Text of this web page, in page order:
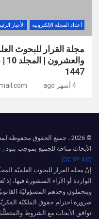
أعداد المجلة الإلكترونية الأخبار
مجلة القرار للبحوث
1447
4 أشهر ago
© 2026 ، جميع الحقوق
الأبحاث متاحة للجميع بموجب بنود
(CC BY 4.0)
إنّ مجلة القرار للبحوث العلميّة
الواردة أو الآراء المنشورة فيها،
ويتحملون وحدهم المسؤوليّة
ضرورة احترام حقوق الملكيّة
توافق الأبحاث مع الشروط